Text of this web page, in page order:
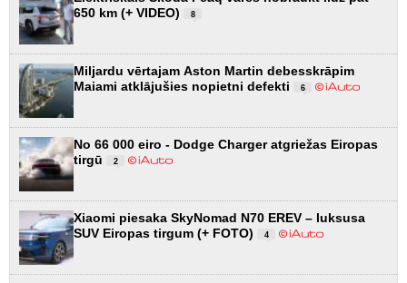
650 km (+ VIDEO)
8
Miljardu vērtajam Aston Martin debesskrāpim
Maiami atklājušies nopietni defekti
6
No 66 000 eiro - Dodge Charger atgriežas Eiropas
tirgū
2
Xiaomi piesaka SkyNomad N70 EREV – luksusa
SUV Eiropas tirgum (+ FOTO)
4